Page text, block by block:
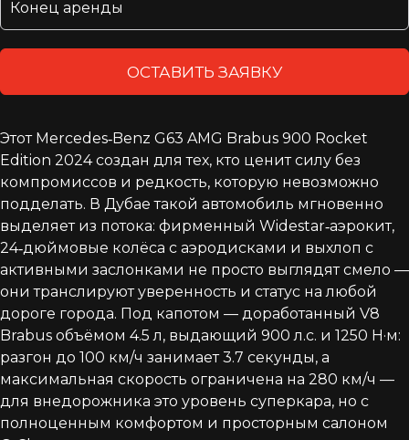
ОСТАВИТЬ ЗАЯВКУ
Этот Mercedes‑Benz G63 AMG Brabus 900 Rocket
Edition 2024 создан для тех, кто ценит силу без
компромиссов и редкость, которую невозможно
подделать. В Дубае такой автомобиль мгновенно
выделяет из потока: фирменный Widestar‑аэрокит,
24‑дюймовые колёса с аэродисками и выхлоп с
активными заслонками не просто выглядят смело —
они транслируют уверенность и статус на любой
дороге города. Под капотом — доработанный V8
Brabus объёмом 4.5 л, выдающий 900 л.с. и 1250 Н·м:
разгон до 100 км/ч занимает 3.7 секунды, а
максимальная скорость ограничена на 280 км/ч —
для внедорожника это уровень суперкара, но с
полноценным комфортом и просторным салоном